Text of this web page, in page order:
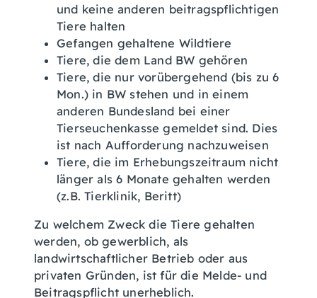
und keine anderen beitragspflichtigen
Tiere halten
Gefangen gehaltene Wildtiere
Tiere, die dem Land BW gehören
Tiere, die nur vorübergehend (bis zu 6
Mon.) in BW stehen und in einem
anderen Bundesland bei einer
Tierseuchenkasse gemeldet sind. Dies
ist nach Aufforderung nachzuweisen
Tiere, die im Erhebungszeitraum nicht
länger als 6 Monate gehalten werden
(z.B. Tierklinik, Beritt)
Zu welchem Zweck die Tiere gehalten
werden, ob gewerblich, als
landwirtschaftlicher Betrieb oder aus
privaten Gründen, ist für die Melde- und
Beitragspflicht unerheblich.